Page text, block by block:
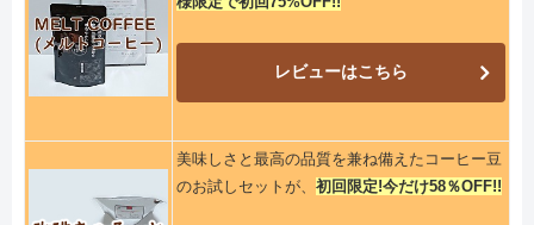
レビューはこちら
美味しさと最高の品質を兼ね備えたコーヒー豆
のお試しセットが、 初回限定!今だけ58％OFF!!